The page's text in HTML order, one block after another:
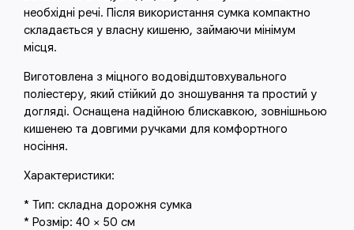
необхідні речі. Після використання сумка компактно
складається у власну кишеню, займаючи мінімум
місця.
Виготовлена з міцного водовідштовхувального
поліестеру, який стійкий до зношування та простий у
догляді. Оснащена надійною блискавкою, зовнішньою
кишенею та довгими ручками для комфортного
носіння.
Характеристики:
* Тип: складна дорожня сумка
* Розмір: 40 × 50 см